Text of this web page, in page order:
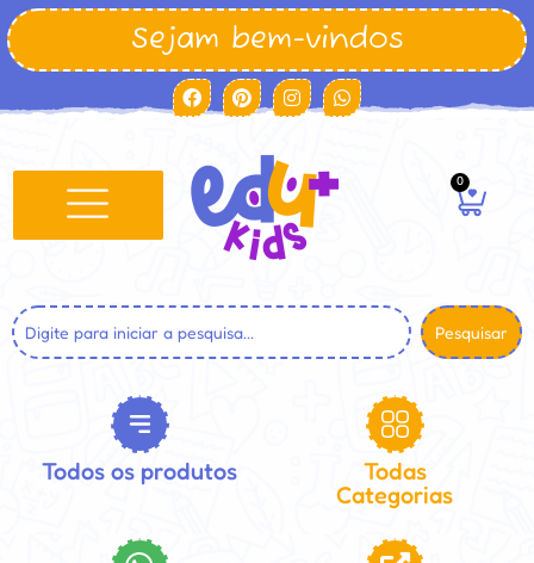
Sejam bem-vindos
0
Pesquisar
Todos os produtos
Todas
Categorias